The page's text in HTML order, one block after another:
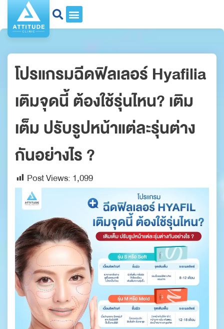
โปรแกรมฉีดฟิลเลอร์ Hyafilia
เติมจุดนี้ ต้องใช้รุ่นไหน? เติม
เต็ม ปรับรูปหน้าแต่ละรุ่นต่าง
กันอย่างไร ?​
Post Views: 1,099